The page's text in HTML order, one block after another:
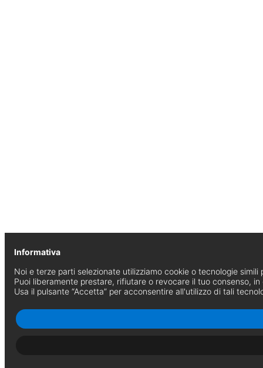
Informativa
Noi e terze parti selezionate utilizziamo cookie o tecnologie
Puoi liberamente prestare, rifiutare o revocare il tuo consenso, in
Usa il pulsante “Accetta” per acconsentire all'utilizzo di tali